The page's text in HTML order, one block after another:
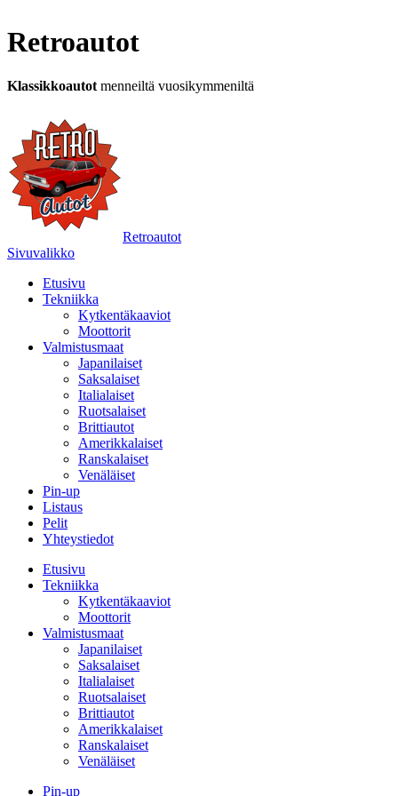
Retroautot
Klassikkoautot menneiltä vuosikymmeniltä
Retroautot
Sivuvalikko
Etusivu
Tekniikka
Kytkentäkaaviot
Moottorit
Valmistusmaat
Japanilaiset
Saksalaiset
Italialaiset
Ruotsalaiset
Brittiautot
Amerikkalaiset
Ranskalaiset
Venäläiset
Pin-up
Listaus
Pelit
Yhteystiedot
Etusivu
Tekniikka
Kytkentäkaaviot
Moottorit
Valmistusmaat
Japanilaiset
Saksalaiset
Italialaiset
Ruotsalaiset
Brittiautot
Amerikkalaiset
Ranskalaiset
Venäläiset
Pin-up